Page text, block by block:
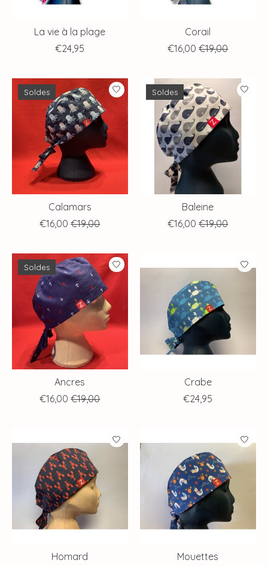
La vie à la plage
€24,95
Corail
€16,00 €19,00
Soldes
Calamars
€16,00 €19,00
Soldes
Baleine
€16,00 €19,00
Soldes
Ancres
€16,00 €19,00
Crabe
€24,95
Homard
Mouettes